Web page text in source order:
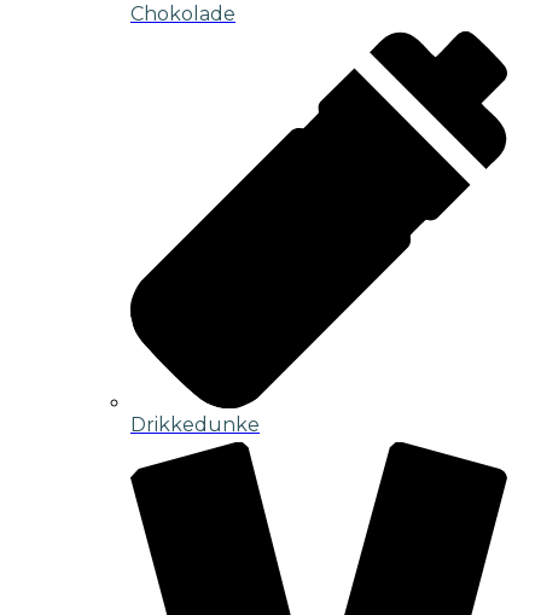
Chokolade
Drikkedunke